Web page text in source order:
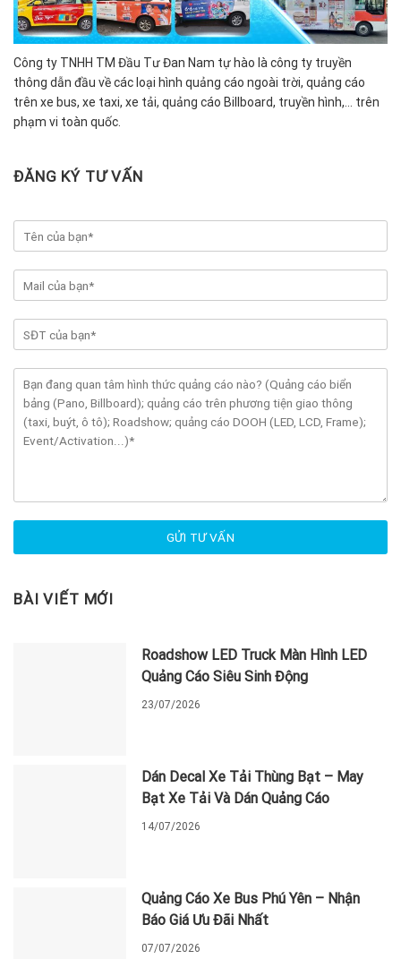
Công ty TNHH TM Đầu Tư Đan Nam tự hào là công ty truyền
thông dẫn đầu về các loại hình quảng cáo ngoài trời, quảng cáo
trên xe bus, xe taxi, xe tải, quảng cáo Billboard, truyền hình,… trên
phạm vi toàn quốc.
ĐĂNG KÝ TƯ VẤN
BÀI VIẾT MỚI
Roadshow LED Truck Màn Hình LED
Quảng Cáo Siêu Sinh Động
23/07/2026
Dán Decal Xe Tải Thùng Bạt – May
Bạt Xe Tải Và Dán Quảng Cáo
14/07/2026
Quảng Cáo Xe Bus Phú Yên – Nhận
Báo Giá Ưu Đãi Nhất
07/07/2026